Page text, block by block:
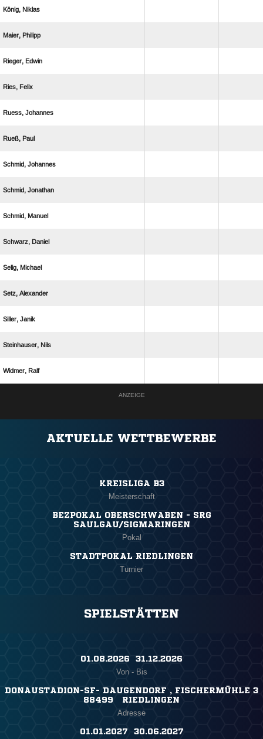
 
 
 
 
 
 
 
 
 
 
 
 
 
 
 
ANZEIGE
AKTUELLE WETTBEWERBE
KREISLIGA B3
Meisterschaft
BEZPOKAL OBERSCHWABEN - SRG
SAULGAU/SIGMARINGEN
Pokal
STADTPOKAL RIEDLINGEN
Turnier
SPIELSTÄTTEN
01.08.2026 ​ 31.12.2026
Von - Bis
DONAUSTADION-SF- DAUGENDORF , FISCHERMÜHLE 3
88499 RIEDLINGEN
Adresse
01.01.2027 ​ 30.06.2027